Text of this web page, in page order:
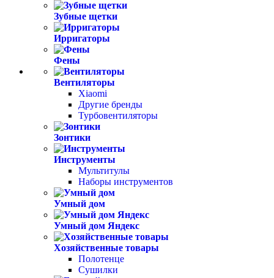
Зубные щетки
Ирригаторы
Фены
Вентиляторы
Xiaomi
Другие бренды
Турбовентиляторы
Зонтики
Инструменты
Мультитулы
Наборы инструментов
Умный дом
Умный дом Яндекс
Хозяйственные товары
Полотенце
Сушилки